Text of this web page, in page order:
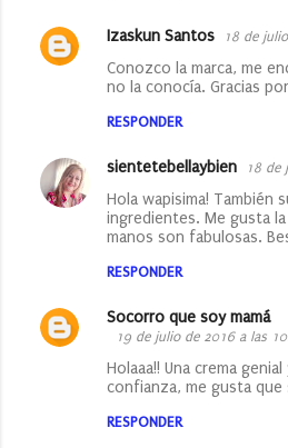
Izaskun Santos 18 de
Conozco la marca, me
no la conocía. Gracias
RESPONDER
sientetebellaybien 18 de
Hola wapisima! También
ingredientes. Me gusta la
manos son fabulosas.
RESPONDER
Socorro que soy mamá
19 de julio de 2016 a las
Holaaa!! Una crema
confianza, me gusta que
RESPONDER